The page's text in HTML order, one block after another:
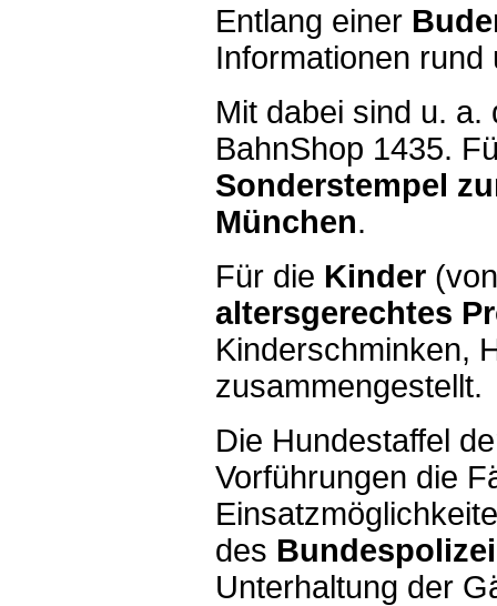
Entlang einer
Informationen rund
Mit dabei sind u. a.
BahnShop 1435.
Sonderstempel
München.
Für die Kinder
altersgerechtes
Kinderschminken,
zusammengestellt.
Die Hundestaffel
Vorführungen die
des
Unterhaltung der